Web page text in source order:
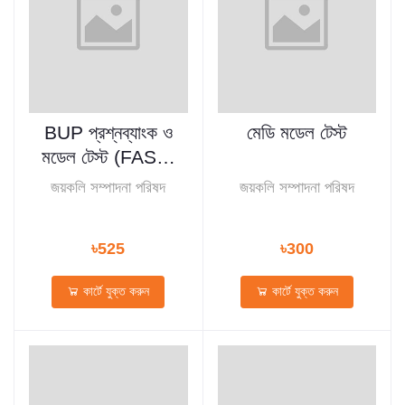
BUP প্রশ্নব্যাংক ও
মডেল টেস্ট (FASS-
মানবিক, FSSS-
জয়কলি সম্পাদনা পরিষদ
৳525
কার্টে যুক্ত করুন
মেডি মডেল টেস্ট
জয়কলি সম্পাদনা পরিষদ
৳300
কার্টে যুক্ত করুন